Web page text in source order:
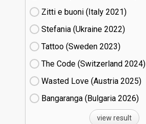
Zitti e buoni​ (Italy
21)
Stefania (Ukraine
22)
Tattoo (Sweden
23)
The Code (Switzerland
24)
Wasted Love (Austria
25)
Bangaranga (Bulgaria
26)
view result